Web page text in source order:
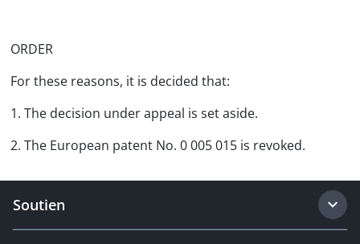
ORDER
For these reasons, it is decided that:
1. The decision under appeal is set aside.
2. The European patent No. 0 005 015 is revoked.
Soutien